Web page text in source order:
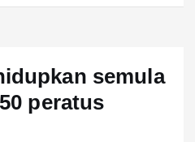
semula
peratus